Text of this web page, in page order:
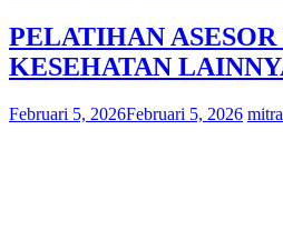
PELATIHAN
KESEHATAN
Februari 5, 2026Februari 5, 2026